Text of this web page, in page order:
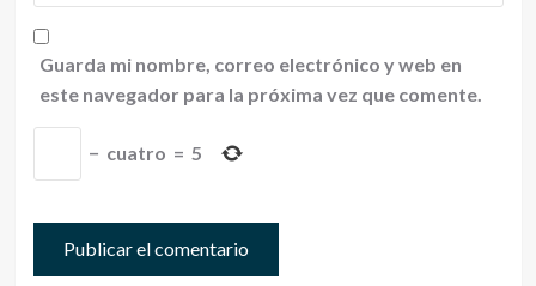
Guarda mi nombre, correo electrónico y web en
este navegador para la próxima vez que comente.
− cuatro = 5